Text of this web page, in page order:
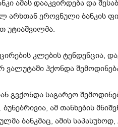
დააკვირდება და
არხთან ეროვნული ბანკის
უტიაშვილმა.
კლების ტენდენცია,
ვალუტაში ჰქონდა
გვქონდა საგარეო
ამ თანხების
ბანკმაც, ამის